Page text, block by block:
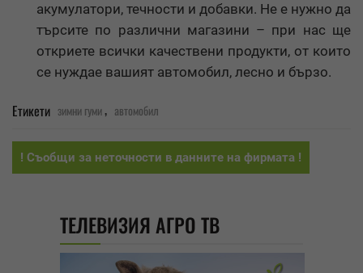
акумулатори, течности и добавки. Не е нужно да
търсите по различни магазини – при нас ще
откриете всички качествени продукти, от които
се нуждае вашият автомобил, лесно и бързо.
Етикети зимни гуми, автомобил
! Съобщи за неточности в данните на фирмата !
ТЕЛЕВИЗИЯ АГРО ТВ